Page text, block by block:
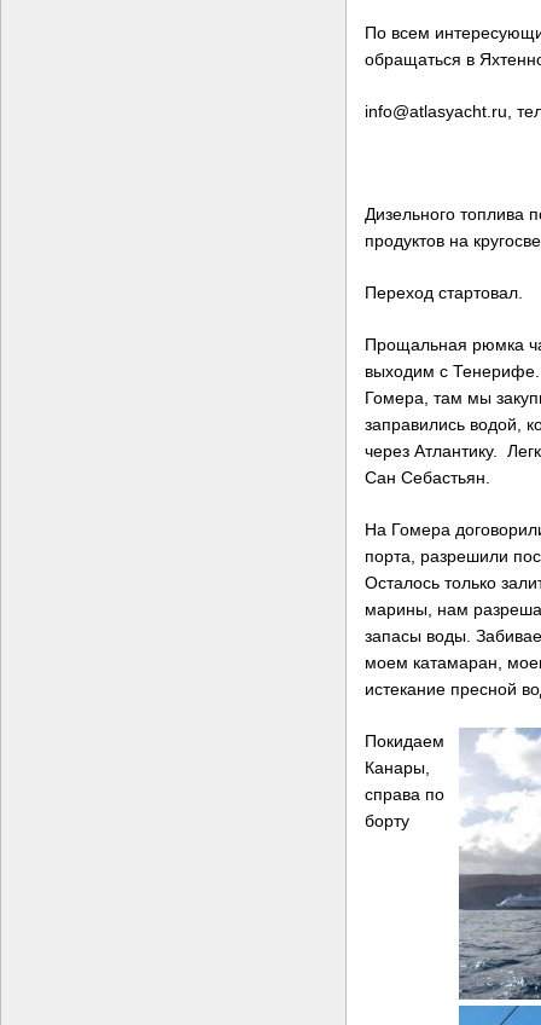
По всем
обращаться в
info@atlasyacht.ru,
Дизельного топлива
продуктов на
Переход стартовал.
Прощальная рюмка
выходим с Тенерифе.
Гомера, там мы
заправились водой,
через Атлантику.
Сан Себастьян.
На Гомера
порта, разрешили
Осталось только
марины, нам
запасы воды.
моем катамаран,
истекание пресной
Покидаем
Канары,
справа по
борту